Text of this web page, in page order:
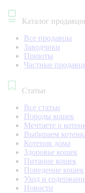
Каталог
Все продавцы
Заводчики
Приюты
Частные
Статьи
Все статьи
Породы кошек
Мечтаете о
Выбираем
Котенок дома
Здоровье кошек
Питание кошек
Поведение кошек
Уход и
Новости